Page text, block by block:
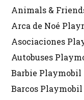
Animals &
Arca de Noé
Asociaciones
Autobuses
Barbie Playmobil
Barcos Playmobil